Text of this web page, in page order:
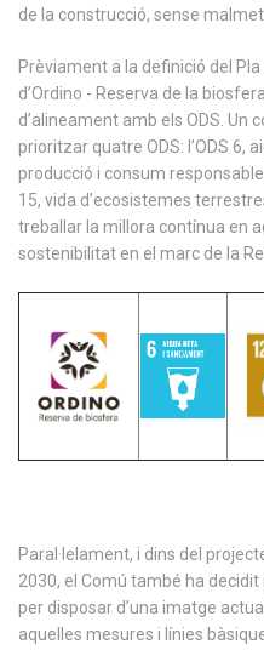
de la construcció, sense
Prèviament a la definició del
d’Ordino - Reserva de la
d’alineament amb els ODS. Un
prioritzar quatre ODS: l’ODS 6,
producció i consum
15, vida d’ecosistemes
treballar la millora contínua en
sostenibilitat en el marc de la
Paral·lelament, i dins del
2030, el Comú també ha
per disposar d’una imatge
aquelles mesures i línies